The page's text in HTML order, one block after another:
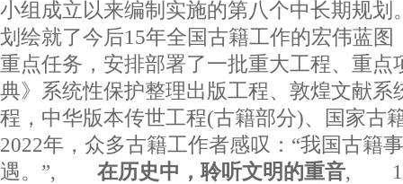
小组成立以来编制实施的第八个中长期规划
划绘就了今后15年全国古籍工作的宏伟蓝图
重点任务，安排部署了一批重大工程、重点
典》系统性保护整理出版工程、敦煌文献系
程，中华版本传世工程(古籍部分)、国家古
2022年，众多古籍工作者感叹：“我国古籍
遇。”, 在历史中，聆听文明的重音,